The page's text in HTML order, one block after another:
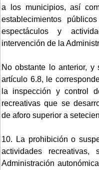
a los municipios, así
establecimientos
espectáculos y
intervención de la
No obstante lo anterior,
artículo 6.8, le
la inspección y control
recreativas que se
de aforo superior a
10. La prohibición o
actividades
Administración